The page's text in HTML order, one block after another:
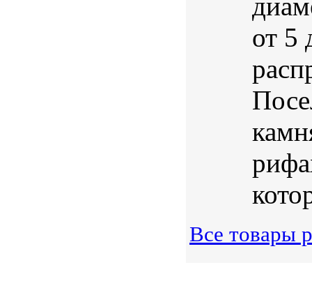
от 5
Все товары